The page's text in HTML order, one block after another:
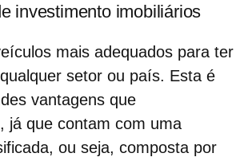
investimento imobiliários
mais adequados para ter
setor ou país. Esta é
vantagens que
já que contam com uma
ou seja, composta por